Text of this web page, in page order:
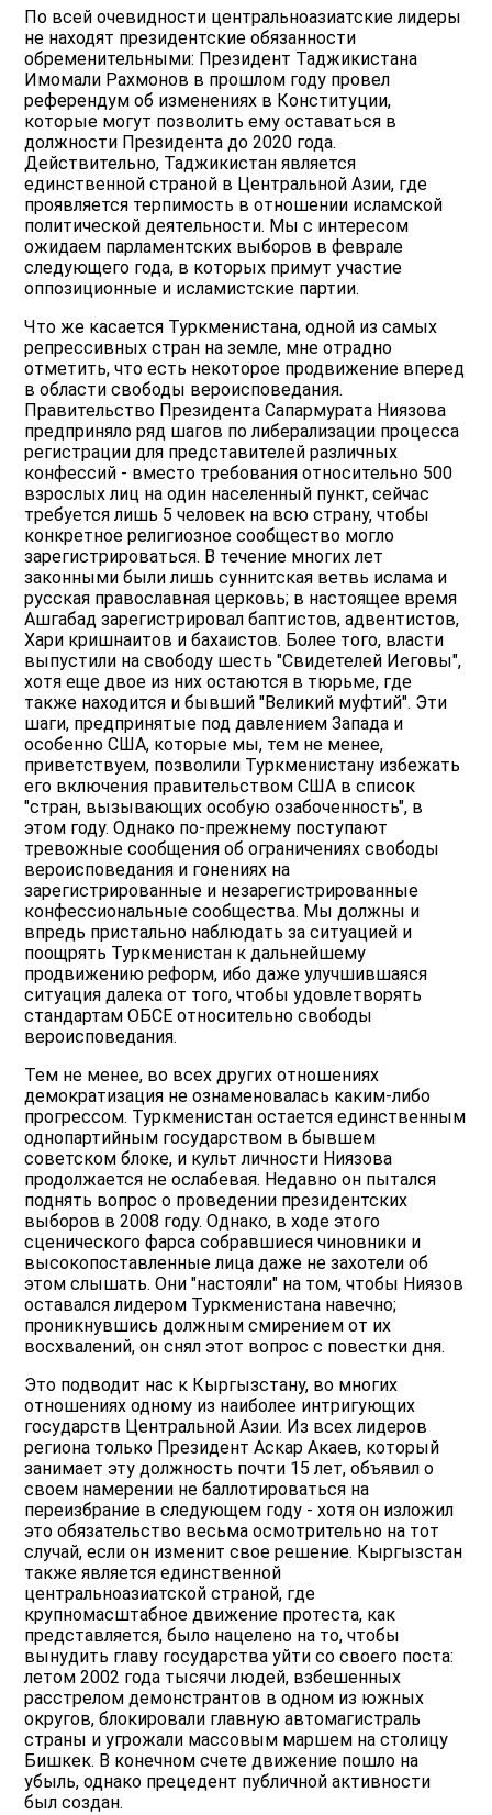
По всей очевидности центральноазиатские лидеры
не находят президентские обязанности
обременительными: Президент Таджикистана
Имомали Рахмонов в прошлом году провел
референдум об изменениях в Конституции,
которые могут позволить ему оставаться в
должности Президента до 2020 года.
Действительно, Таджикистан является
единственной страной в Центральной Азии, где
проявляется терпимость в отношении исламской
политической деятельности. Мы с интересом
ожидаем парламентских выборов в феврале
следующего года, в которых примут участие
оппозиционные и исламистские партии.
Что же касается Туркменистана, одной из самых
репрессивных стран на земле, мне отрадно
отметить, что есть некоторое продвижение вперед
в области свободы вероисповедания.
Правительство Президента Сапармурата Ниязова
предприняло ряд шагов по либерализации процесса
регистрации для представителей различных
конфессий - вместо требования относительно 500
взрослых лиц на один населенный пункт, сейчас
требуется лишь 5 человек на всю страну, чтобы
конкретное религиозное сообщество могло
зарегистрироваться. В течение многих лет
законными были лишь суннитская ветвь ислама и
русская православная церковь; в настоящее время
Ашгабад зарегистрировал баптистов, адвентистов,
Хари кришнаитов и бахаистов. Более того, власти
выпустили на свободу шесть "Свидетелей Иеговы",
хотя еще двое из них остаются в тюрьме, где
также находится и бывший "Великий муфтий". Эти
шаги, предпринятые под давлением Запада и
особенно США, которые мы, тем не менее,
приветствуем, позволили Туркменистану избежать
его включения правительством США в список
"стран, вызывающих особую озабоченность", в
этом году. Однако по-прежнему поступают
тревожные сообщения об ограничениях свободы
вероисповедания и гонениях на
зарегистрированные и незарегистрированные
конфессиональные сообщества. Мы должны и
впредь пристально наблюдать за ситуацией и
поощрять Туркменистан к дальнейшему
продвижению реформ, ибо даже улучшившаяся
ситуация далека от того, чтобы удовлетворять
стандартам ОБСЕ относительно свободы
вероисповедания.
Тем не менее, во всех других отношениях
демократизация не ознаменовалась каким-либо
прогрессом. Туркменистан остается единственным
однопартийным государством в бывшем
советском блоке, и культ личности Ниязова
продолжается не ослабевая. Недавно он пытался
поднять вопрос о проведении президентских
выборов в 2008 году. Однако, в ходе этого
сценического фарса собравшиеся чиновники и
высокопоставленные лица даже не захотели об
этом слышать. Они "настояли" на том, чтобы Ниязов
оставался лидером Туркменистана навечно;
проникнувшись должным смирением от их
восхвалений, он снял этот вопрос с повестки дня.
Это подводит нас к Кыргызстану, во многих
отношениях одному из наиболее интригующих
государств Центральной Азии. Из всех лидеров
региона только Президент Аскар Акаев, который
занимает эту должность почти 15 лет, объявил о
своем намерении не баллотироваться на
переизбрание в следующем году - хотя он изложил
это обязательство весьма осмотрительно на тот
случай, если он изменит свое решение. Кыргызстан
также является единственной
центральноазиатской страной, где
крупномасштабное движение протеста, как
представляется, было нацелено на то, чтобы
вынудить главу государства уйти со своего поста:
летом 2002 года тысячи людей, взбешенных
расстрелом демонстрантов в одном из южных
округов, блокировали главную автомагистраль
страны и угрожали массовым маршем на столицу
Бишкек. В конечном счете движение пошло на
убыль, однако прецедент публичной активности
был создан.